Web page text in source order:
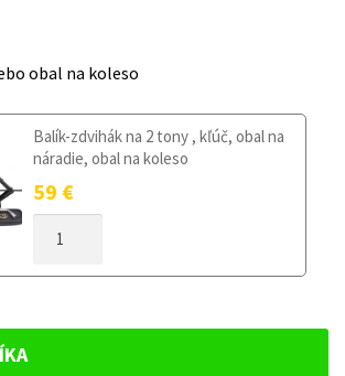
obal na koleso
Balík-zdvihák na 2 tony , kľúč, obal na
náradie, obal na koleso
59 €
DOJAZDOVÉ
PICASSO